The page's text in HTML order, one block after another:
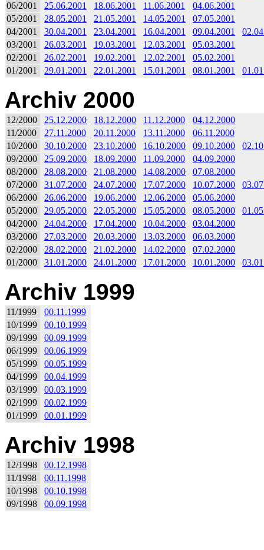
06/2001
25.06.2001 18.06.2001 11.06.2001
04.06.2001
05/2001
28.05.2001 21.05.2001 14.05.2001
07.05.2001
04/2001
30.04.2001 23.04.2001 16.04.2001 09.04.2001
03/2001
26.03.2001 19.03.2001 12.03.2001
05.03.2001
02/2001
26.02.2001 19.02.2001 12.02.2001
05.02.2001
01/2001
29.01.2001 22.01.2001 15.01.2001 08.01.2001
Archiv 2000
12/2000 25.12.2000 18.12.2000 11.12.2000
04.12.2000
11/2000
27.11.2000 20.11.2000 13.11.2000
06.11.2000
10/2000
30.10.2000 23.10.2000 16.10.2000 09.10.2000
09/2000
25.09.2000 18.09.2000 11.09.2000
04.09.2000
08/2000
28.08.2000 21.08.2000 14.08.2000
07.08.2000
07/2000
31.07.2000 24.07.2000 17.07.2000 10.07.2000
06/2000
26.06.2000 19.06.2000 12.06.2000
05.06.2000
05/2000
29.05.2000 22.05.2000 15.05.2000 08.05.2000
04/2000
24.04.2000 17.04.2000 10.04.2000
03.04.2000
03/2000
27.03.2000 20.03.2000 13.03.2000
06.03.2000
02/2000
28.02.2000 21.02.2000 14.02.2000
07.02.2000
01/2000
31.01.2000 24.01.2000 17.01.2000 10.01.2000
Archiv 1999
11/1999
00.11.1999
10/1999
00.10.1999
09/1999
00.09.1999
06/1999
00.06.1999
05/1999
00.05.1999
04/1999
00.04.1999
03/1999
00.03.1999
02/1999
00.02.1999
01/1999
00.01.1999
Archiv 1998
12/1998
00.12.1998
11/1998
00.11.1998
10/1998
00.10.1998
09/1998
00.09.1998